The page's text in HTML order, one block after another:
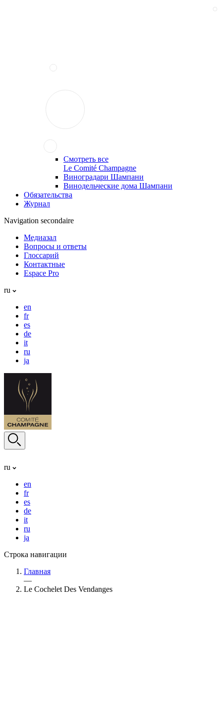
Смотреть все
Le Comité Champagne
Виноградари Шампани
Винодельческие дома Шампани
Обязательства
Журнал
Navigation secondaire
Медиазал
Вопросы и ответы
Глоссарий
Контактные
Espace Pro
ru
en
fr
es
de
it
ru
ja
ru
en
fr
es
de
it
ru
ja
Строка навигации
Главная
—
Le Cochelet Des Vendanges